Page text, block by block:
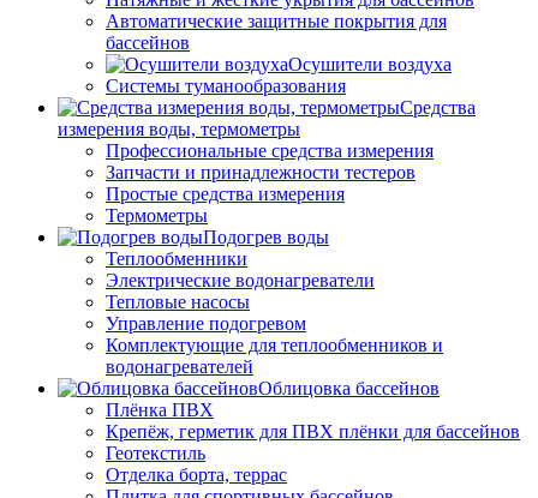
Автоматические защитные покрытия для
бассейнов
Осушители воздуха
Системы туманообразования
Средства
измерения воды, термометры
Профессиональные средства измерения
Запчасти и принадлежности тестеров
Простые средства измерения
Термометры
Подогрев воды
Теплообменники
Электрические водонагреватели
Тепловые насосы
Управление подогревом
Комплектующие для теплообменников и
водонагревателей
Облицовка бассейнов
Плёнка ПВХ
Крепёж, герметик для ПВХ плёнки для бассейнов
Геотекстиль
Отделка борта, террас